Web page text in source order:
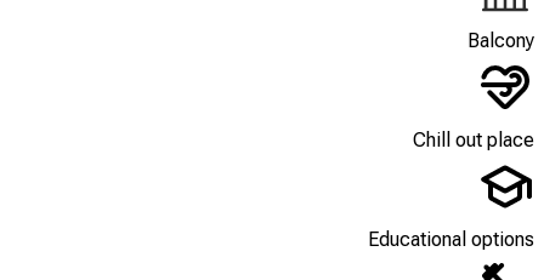
Balcony
Chill out place
Educational options